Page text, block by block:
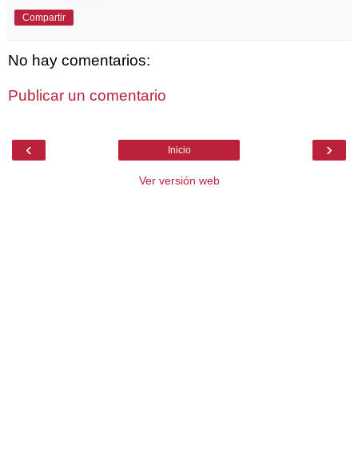
Compartir
No hay comentarios:
Publicar un comentario
‹ ›
Inicio
Ver versión web